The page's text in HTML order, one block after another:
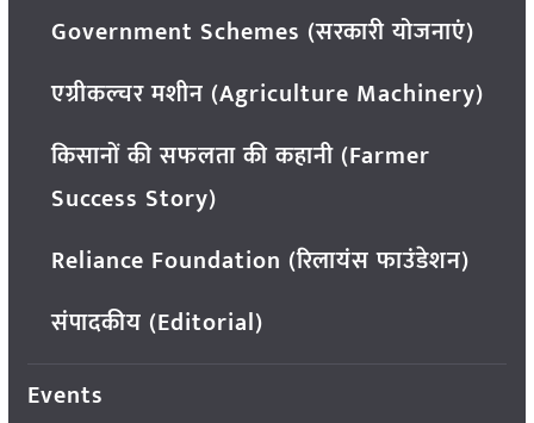
Government Schemes (सरकारी योजनाएं)
एग्रीकल्चर मशीन (Agriculture Machinery)
किसानों की सफलता की कहानी (Farmer
Success Story)
Reliance Foundation (रिलायंस फाउंडेशन)
संपादकीय (Editorial)
Events